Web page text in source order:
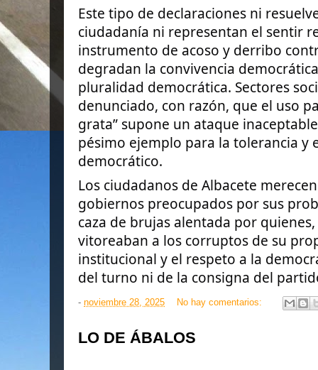
Este tipo de declaraciones ni
ciudadanía ni representan el sentir
instrumento de acoso y derribo
degradan la convivencia
pluralidad democrática. Sectores
denunciado, con razón, que el uso
grata” supone un ataque
pésimo ejemplo para la tolerancia y
democrático.
Los ciudadanos de Albacete
gobiernos preocupados por sus
caza de brujas alentada por
vitoreaban a los corruptos de su
institucional y el respeto a la
del turno ni de la consigna del
- noviembre 28, 2025 No hay comentarios:
LO DE ÁBALOS